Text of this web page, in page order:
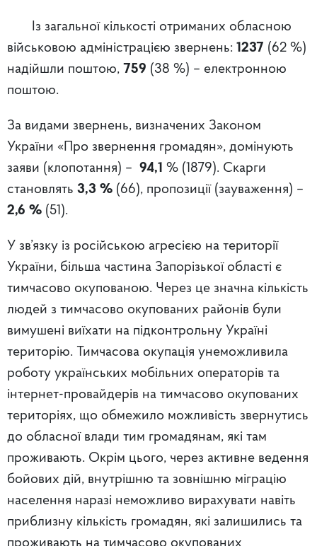
Із загальної кількості отриманих обласною
військовою адміністрацією звернень: 1237 (62 %)
надійшли поштою, 759 (38 %) – електронною
поштою.
За видами звернень, визначених Законом
України «Про звернення громадян», домінують
заяви (клопотання) – 94,1 % (1879). Скарги
становлять 3,3 % (66), пропозиції (зауваження) –
2,6 % (51).
У зв’язку із російською агресією на території
України, більша частина Запорізької області є
тимчасово окупованою. Через це значна кількість
людей з тимчасово окупованих районів були
вимушені виїхати на підконтрольну Україні
територію. Тимчасова окупація унеможливила
роботу українських мобільних операторів та
інтернет-провайдерів на тимчасово окупованих
територіях, що обмежило можливість звернутись
до обласної влади тим громадянам, які там
проживають. Окрім цього, через активне ведення
бойових дій, внутрішню та зовнішню міграцію
населення наразі неможливо вирахувати навіть
приблизну кількість громадян, які залишились та